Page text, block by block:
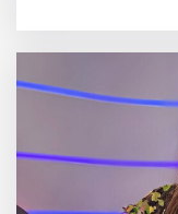
[…]